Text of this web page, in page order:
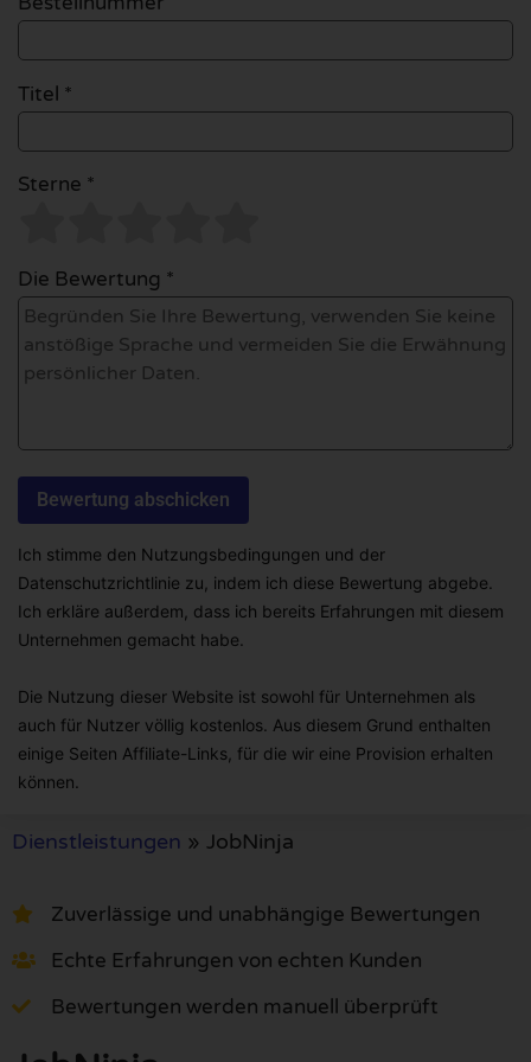
Titel *
Sterne *
Die Bewertung *
Ich stimme den Nutzungsbedingungen und der
Datenschutzrichtlinie zu, indem ich diese Bewertung abgebe.
Ich erkläre außerdem, dass ich bereits Erfahrungen mit diesem
Unternehmen gemacht habe.
Die Nutzung dieser Website ist sowohl für Unternehmen als
auch für Nutzer völlig kostenlos. Aus diesem Grund enthalten
einige Seiten Affiliate-Links, für die wir eine Provision erhalten
können.
Dienstleistungen » JobNinja
Zuverlässige und unabhängige Bewertungen
Echte Erfahrungen von echten Kunden
Bewertungen werden manuell überprüft